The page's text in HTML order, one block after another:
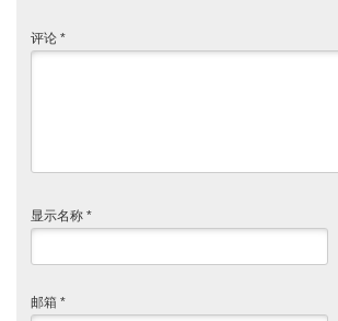
评论 *
显示名称 *
邮箱 *